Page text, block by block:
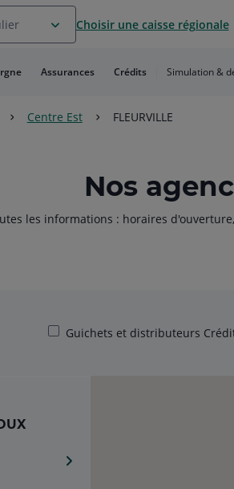
Choisir une caisse régionale
Assurances Crédits Simulation &
Centre Est
FLEURVILLE
Nos
les informations : horaires
Guichets et distributeurs